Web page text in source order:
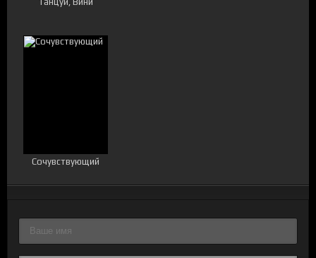
Сочувствующий